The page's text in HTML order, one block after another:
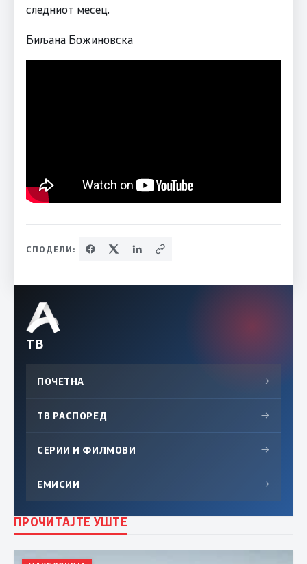
следниот месец.
Биљана Божиновска
СПОДЕЛИ:
ТВ
ПОЧЕТНА →
ТВ РАСПОРЕД →
СЕРИИ И ФИЛМОВИ →
ЕМИСИИ →
ПРОЧИТАЈТЕ УШТЕ